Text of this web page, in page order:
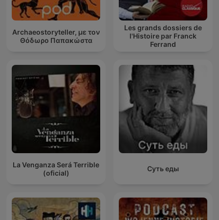
Archaeostoryteller, με τον
Θόδωρο Παπακώστα
Les grands dossiers de
l'Histoire par Franck
Ferrand
La Venganza Será Terrible
(oficial)
Суть еды